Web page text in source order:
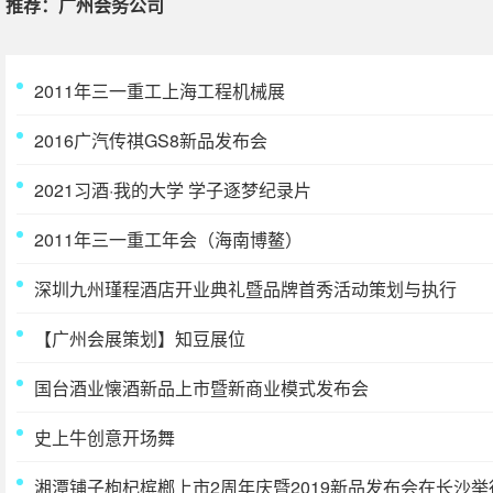
推荐：广州会务公司
2011年三一重工上海工程机械展
2016广汽传祺GS8新品发布会
2021习酒·我的大学 学子逐梦纪录片
2011年三一重工年会（海南博鳌）
深圳九州瑾程酒店开业典礼暨品牌首秀活动策划与执行
【广州会展策划】知豆展位
国台酒业懐酒新品上市暨新商业模式发布会
史上牛创意开场舞
湘潭铺子枸杞槟榔上市2周年庆暨2019新品发布会在长沙举